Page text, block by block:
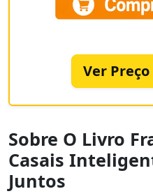
Ver
Sobre O Livro
Casais
Juntos